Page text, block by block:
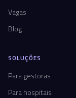
Vagas
Blog
SOLUÇÕES
Para gestoras
Para hospitais